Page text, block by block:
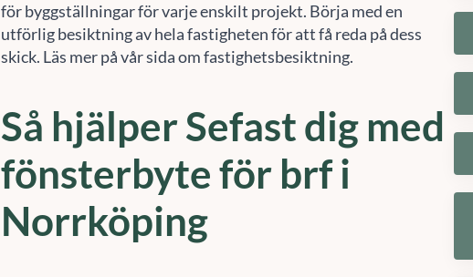
för byggställningar för varje enskilt projekt. Börja med en
utförlig besiktning av hela fastigheten för att få reda på dess
skick. Läs mer på vår sida om fastighetsbesiktning.
Så hjälper Sefast dig med
fönsterbyte för brf i
Norrköping